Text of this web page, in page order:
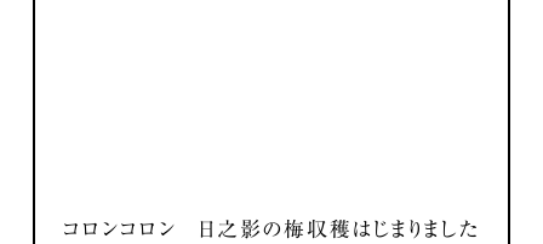
コロンコロン 日之影の梅収穫はじまりました